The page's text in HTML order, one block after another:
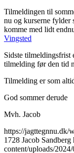
Tilmeldingen til
nu og kurserne fylder
komme med lidt
Vingsted
Sidste tilmeldingsfrist
tilmelding før den tid
Tilmelding er som
God sommer derude
Mvh. Jacob
https://jagttegnnu.dk/
1728 Jacob Sandberg
content/uploads/